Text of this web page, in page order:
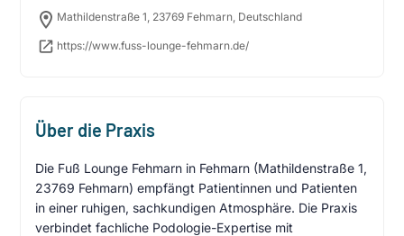
Mathildenstraße 1, 23769 Fehmarn, Deutschland
https://www.fuss-lounge-fehmarn.de/
Über die Praxis
Die Fuß Lounge Fehmarn in Fehmarn (Mathildenstraße 1,
23769 Fehmarn) empfängt Patientinnen und Patienten
in einer ruhigen, sachkundigen Atmosphäre. Die Praxis
verbindet fachliche Podologie-Expertise mit